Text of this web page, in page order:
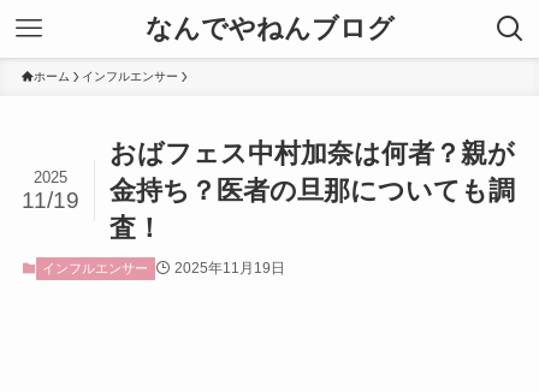
なんでやねんブログ
ホーム インフルエンサー
おばフェス中村加奈は何者？親が
金持ち？医者の旦那についても調
査！
2025
11/19
インフルエンサー 2025年11月19日